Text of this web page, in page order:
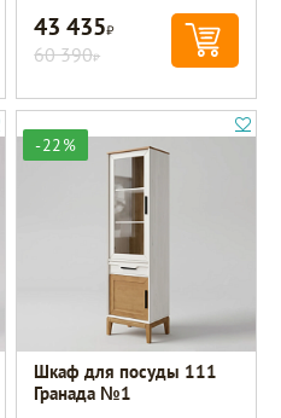
43 435Р
60 390Р
-22%
Шкаф для посуды 111
Гранада №1